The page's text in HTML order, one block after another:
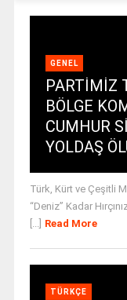
GENEL
PARTİMİZ
BÖLGE
CUMHUR
YOLDAŞ
Türk, Kürt ve Çeşitli
“Deniz” Kadar
Read More
TÜRKÇE